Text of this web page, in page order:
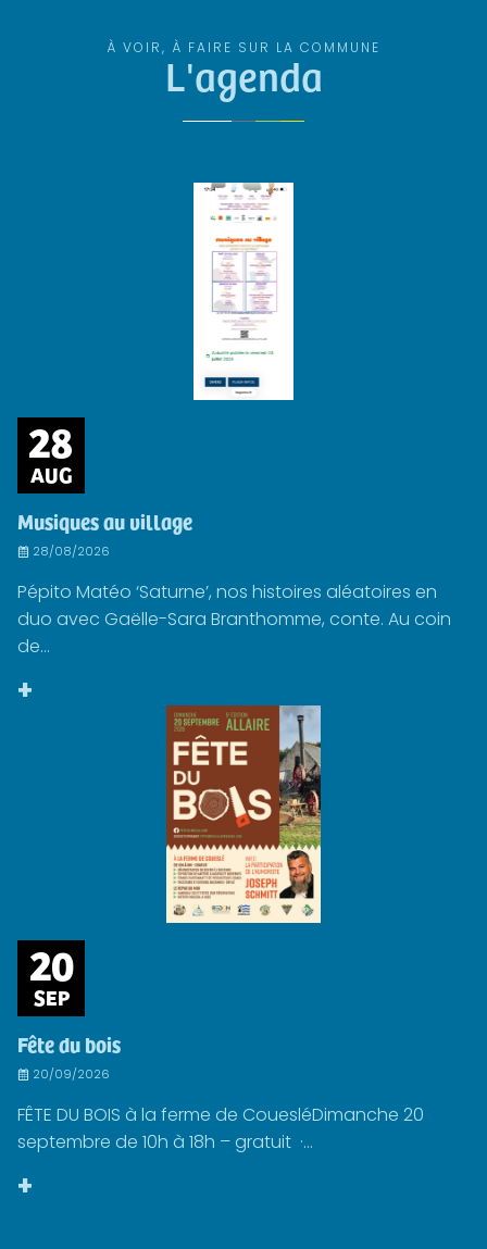
À VOIR, À FAIRE SUR LA COMMUNE
L'agenda
28
AUG
Musiques au village
28/08/2026
Pépito Matéo ‘Saturne’, nos histoires aléatoires en
duo avec Gaëlle-Sara Branthomme, conte. Au coin
de...
+
20
SEP
Fête du bois
20/09/2026
FÊTE DU BOIS à la ferme de CouesléDimanche 20
septembre de 10h à 18h – gratuit ·...
+